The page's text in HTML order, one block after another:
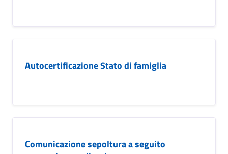
Autocertificazione Stato di famiglia
Comunicazione sepoltura a seguito